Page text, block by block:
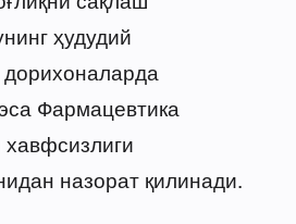
ҳудудий
Фармацевтика
назорат қилинади.